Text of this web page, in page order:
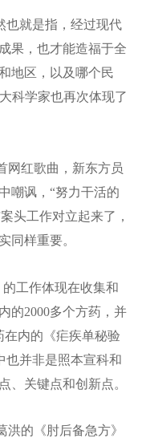
也就是指，经过现代
果，也才能造福于全
地区，以及哪个民
科学家也再次体现了
网红歌曲，新东方员
嘲讽，“努力干活的
头工作对立起来了，
同样重要。
的工作体现在收集和
的2000多个方药，并
在内的《疟疾单秘验
也并非是照本宣科和
、关键点和创新点。
的《肘后备急方》